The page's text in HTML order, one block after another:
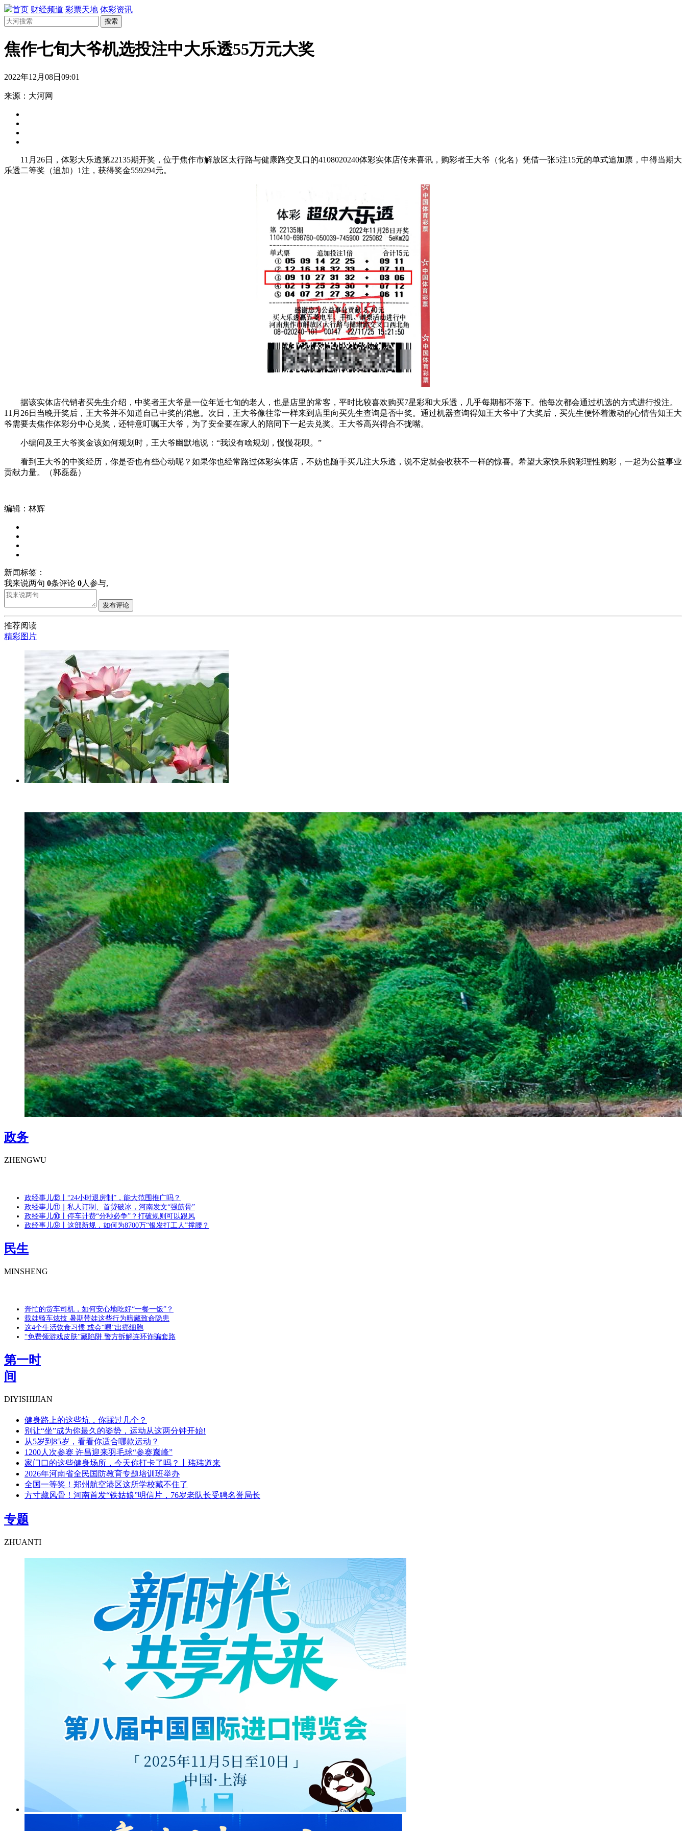
首页 财经频道 彩票天地 体彩资讯
搜索
焦作七旬大爷机选投注中大乐透55万元大奖
2022年12月08日09:01
来源：大河网
11月26日，体彩大乐透第22135期开奖，位于焦作市解放区太行路与健康路交叉口的4108020240体彩实体店传来喜讯，购彩者王大爷（化名）凭借一张5注15元的单式追加票，中得当期大
乐透二等奖（追加）1注，获得奖金559294元。
据该实体店代销者买先生介绍，中奖者王大爷是一位年近七旬的老人，也是店里的常客，平时比较喜欢购买7星彩和大乐透，几乎每期都不落下。他每次都会通过机选的方式进行投注。
11月26日当晚开奖后，王大爷并不知道自己中奖的消息。次日，王大爷像往常一样来到店里向买先生查询是否中奖。通过机器查询得知王大爷中了大奖后，买先生便怀着激动的心情告知王大
爷需要去焦作体彩分中心兑奖，还特意叮嘱王大爷，为了安全要在家人的陪同下一起去兑奖。王大爷高兴得合不拢嘴。
小编问及王大爷奖金该如何规划时，王大爷幽默地说：“我没有啥规划，慢慢花呗。”
看到王大爷的中奖经历，你是否也有些心动呢？如果你也经常路过体彩实体店，不妨也随手买几注大乐透，说不定就会收获不一样的惊喜。希望大家快乐购彩理性购彩，一起为公益事业
贡献力量。（郭磊磊）
编辑：林辉
新闻标签：
我来说两句 0条评论 0人参与,
发布评论
推荐阅读